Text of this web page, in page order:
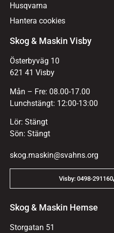
Husqvarna
Hantera cookies
Skog & Maskin Visby
Österbyväg 10
621 41 Visby
Mån – Fre: 08.00-17.00
Lunchstängt: 12:00-13:00
Lör: Stängt
Sön: Stängt
skog.maskin@svahns.org
Visby: 0498-291160
Skog & Maskin Hemse
Storgatan 51